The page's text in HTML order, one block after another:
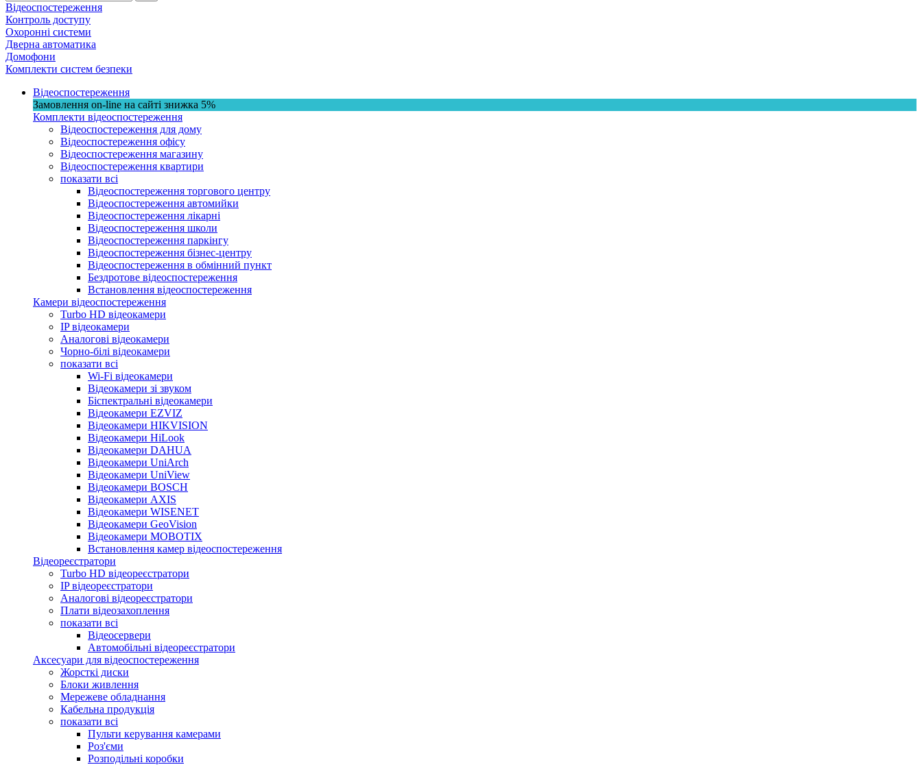
Відеоспостереження
Контроль доступу
Охоронні системи
Дверна автоматика
Домофони
Комплекти систем безпеки
Відеоспостереження
Замовлення on-line на сайті знижка 5%
Комплекти відеоспостереження
Відеоспостереження для дому
Відеоспостереження офісу
Відеоспостереження магазину
Відеоспостереження квартири
показати всі
Відеоспостереження торгового центру
Відеоспостереження автомийки
Відеоспостереження лікарні
Відеоспостереження школи
Відеоспостереження паркінгу
Відеоспостереження бізнес-центру
Відеоспостереження в обмінний пункт
Бездротове відеоспостереження
Встановлення відеоспостереження
Камери відеоспостереження
Turbo HD відеокамери
IP відеокамери
Аналогові відеокамери
Чорно-білі відеокамери
показати всі
Wi-Fi відеокамери
Відеокамери зі звуком
Біспектральні відеокамери
Відеокамери EZVIZ
Відеокамери HIKVISION
Відеокамери HiLook
Відеокамери DAHUA
Відеокамери UniArch
Відеокамери UniView
Відеокамери BOSCH
Відеокамери AXIS
Відеокамери WISENET
Відеокамери GeoVision
Відеокамери MOBOTIX
Встановлення камер відеоспостереження
Відеореєстратори
Turbo HD відеореєстратори
IP відеореєстратори
Аналогові відеореєстратори
Плати відеозахоплення
показати всі
Відеосервери
Автомобільні відеореєстратори
Аксесуари для відеоспостереження
Жорсткі диски
Блоки живлення
Мережеве обладнання
Кабельна продукція
показати всі
Пульти керування камерами
Роз'єми
Розподільні коробки